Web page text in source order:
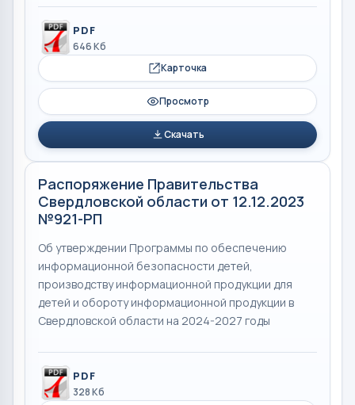
PDF
646 Кб
Карточка
Просмотр
Скачать
Распоряжение Правительства
Свердловской области от 12.12.2023
№921-РП
Об утверждении Программы по обеспечению
информационной безопасности детей,
производству информационной продукции для
детей и обороту информационной продукции в
Свердловской области на 2024-2027 годы
PDF
328 Кб